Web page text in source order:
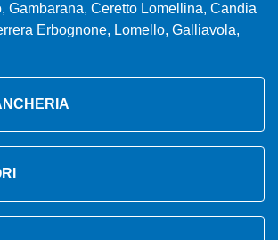
Gambarana, Ceretto Lomellina, Candia
Erbognone, Lomello, Galliavola,